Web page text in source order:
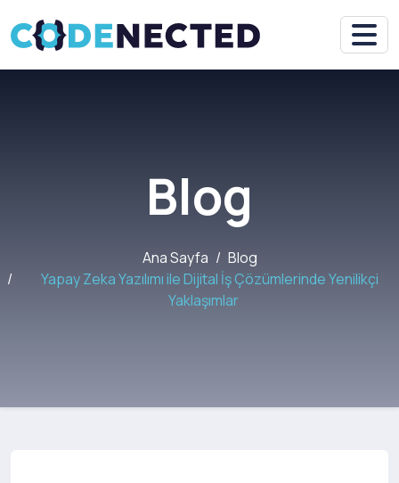
Blog
Ana Sayfa
Blog
Yapay Zeka Yazılımı ile Dijital İş Çözümlerinde Yenilikçi
Yaklaşımlar